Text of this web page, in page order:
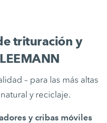
trituración y
– para las más altas
y reciclaje.
y cribas móviles